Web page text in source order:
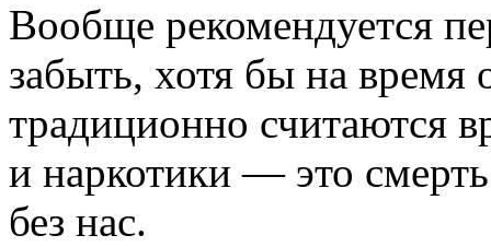
Вообще рекомендуется
забыть, хотя бы на время
традиционно считаются
и наркотики — это
без нас.